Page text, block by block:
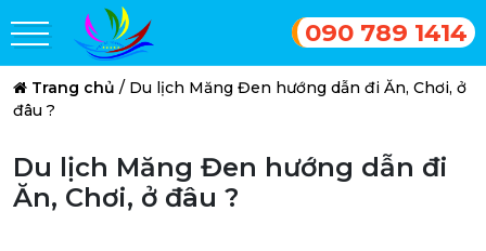
090 789 1414
Trang chủ / Du lịch Măng Đen hướng dẫn đi Ăn, Chơi, ở
đâu ?
Du lịch Măng Đen hướng dẫn đi
Ăn, Chơi, ở đâu ?